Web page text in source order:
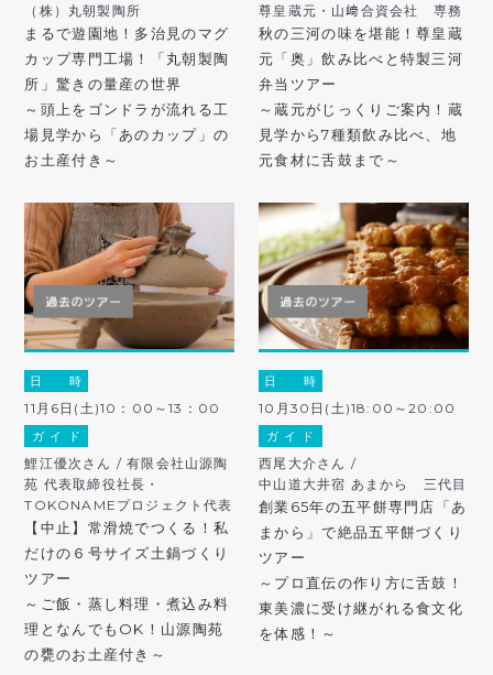
（株）丸朝製陶所
まるで遊園地！多治見のマグ
カップ専門工場！「丸朝製陶
所」驚きの量産の世界
～頭上をゴンドラが流れる工
場見学から「あのカップ」の
お土産付き～
尊皇蔵元・山﨑合資会社 専務
秋の三河の味を堪能！尊皇蔵
元「奥」飲み比べと特製三河
弁当ツアー
～蔵元がじっくりご案内！蔵
見学から7種類飲み比べ、地
元食材に舌鼓まで～
日 時
11月6日(土)10：00～13：00
ガ イ ド
鯉江優次さん / 有限会社山源陶
苑 代表取締役社長・
TOKONAMEプロジェクト代表
【中止】常滑焼でつくる！私
だけの６号サイズ土鍋づくり
ツアー
～ご飯・蒸し料理・煮込み料
理となんでもOK！山源陶苑
の甕のお土産付き～
日 時
10月30日(土)18:00～20:00
ガ イ ド
西尾大介さん /
中山道大井宿 あまから 三代目
創業65年の五平餅専門店「あ
まから」で絶品五平餅づくり
ツアー
～プロ直伝の作り方に舌鼓！
東美濃に受け継がれる食文化
を体感！～